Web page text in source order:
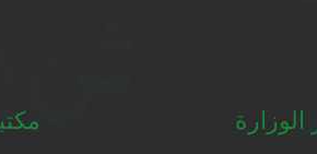
الوزارة